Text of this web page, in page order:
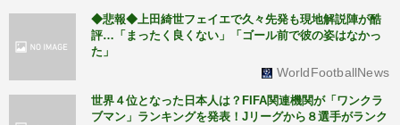
◆悲報◆上田綺世フェイエで久々先発も現地解説陣が酷
評…「まったく良くない」「ゴール前で彼の姿はなかっ
た」
WorldFootballNews
世界４位となった日本人は？FIFA関連機関が「ワンクラ
ブマン」ランキングを発表！Jリーグから８選手がランク